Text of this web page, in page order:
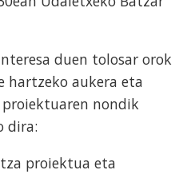
duen tolosar orok
hartzeko aukera eta
nondik
dira:
proiektua eta